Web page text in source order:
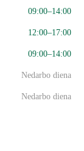
09:00–14:00
12:00–17:00
09:00–14:00
Nedarbo diena
Nedarbo diena